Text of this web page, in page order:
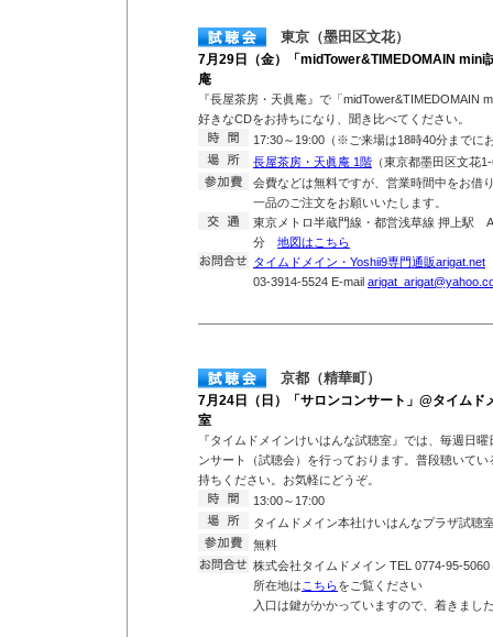
東京（墨田区文花）
7月29日（金）「midTower&TIMEDOMAIN mini
庵
『長屋茶房・天眞庵』で「midTower&TIMEDOMAIN
好きなCDをお持ちになり、聞き比べてください。
17:30～19:00（※ご来場は18時40分までに
長屋茶房・天眞庵 1階 （東京都墨田区文花
会費などは無料ですが、営業時間中をお借
一品のご注文をお願いいたします。
東京メトロ半蔵門線・都営浅草線 押上駅
分 地図はこちら
タイムドメイン・Yoshii9専門通販arigat.net
03-3914-5524 E-mail
京都（精華町）
7月24日（日）「サロンコンサート」@タイムド
室
『タイムドメインけいはんな試聴室』では、毎週日
ンサート（試聴会）を行っております。普段聴いて
持ちください。お気軽にどうぞ。
13:00～17:00
タイムドメイン本社けいはんなプラザ試聴
無料
株式会社タイムドメイン TEL 0774-95-5060
所在地は こちらをご覧ください
入口は鍵がかかっていますので、着きまし